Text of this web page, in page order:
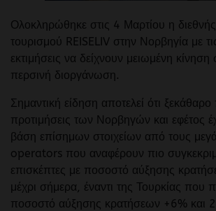
Ολοκληρώθηκε στις 4 Μαρτίου η
τουρισμού REISELIV στην Νορβηγία με
εκτιμήσεις να δείχνουν μειωμένη
περσινή διοργάνωση.
Σημαντική είδηση αποτελεί ότι
προτιμήσεις των Νορβηγών και εφέτος
βάση επίσημων στοιχείων από τους
operators που αναφέρουν πιο
επισκέπτες με ποσοστό αύξησης
μέχρι σήμερα, έναντι της Τουρκίας που
ποσοστό αύξησης κρατήσεων +6% και